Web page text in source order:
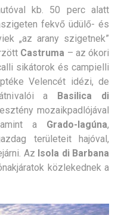
kb. 50 perc alatt
fekvő üdülő- és
„az arany szigetnek”
Castruma – az ókori
sikátorok és campielli
Velencét idézi, de
a
Basilica di
mozaikpadlójával
a Grado-lagúna,
területeit hajóval,
Az Isola di Barbana
közlekednek a